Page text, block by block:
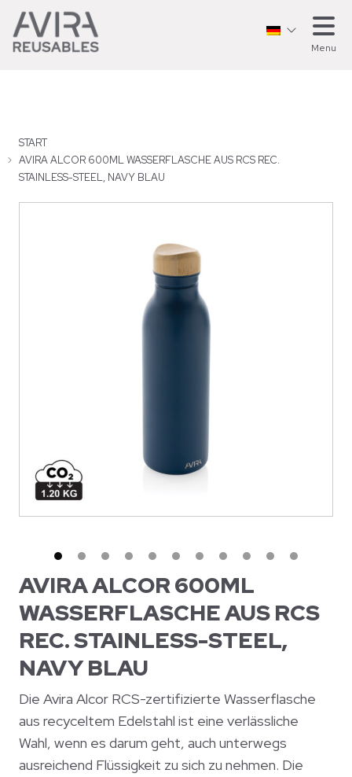
Menu
START
AVIRA ALCOR 600ML WASSERFLASCHE AUS RCS REC.
STAINLESS-STEEL, NAVY BLAU
AVIRA ALCOR 600ML
WASSERFLASCHE AUS RCS
REC. STAINLESS-STEEL,
NAVY BLAU
Die Avira Alcor RCS-zertifizierte Wasserflasche
aus recyceltem Edelstahl ist eine verlässliche
Wahl, wenn es darum geht, auch unterwegs
ausreichend Flüssigkeit zu sich zu nehmen. Die